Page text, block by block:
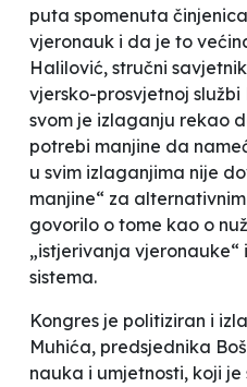
puta spomenuta
vjeronauk i da je to
Halilović, stručni
vjersko-prosvjetnoj
svom je izlaganju rekao
potrebi manjine da
u svim izlaganjima nije
manjine“ za
govorilo o tome kao o
„istjerivanja vjeronauke“
sistema.
Kongres je politiziran i
Muhića, predsjednika
nauka i umjetnosti, koji je